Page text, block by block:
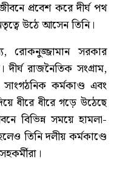
প্রবেশ করে দীর্ঘ পথ
উঠে আসেন তিনি।
রোকনুজ্জামান সরকার
রাজনৈতিক সংগ্রাম,
কর্মকাণ্ড এবং
ধীরে ধীরে গড়ে উঠেছে
বিভিন্ন সময়ে হামলা-
তিনি দলীয় কর্মকাণ্ডে